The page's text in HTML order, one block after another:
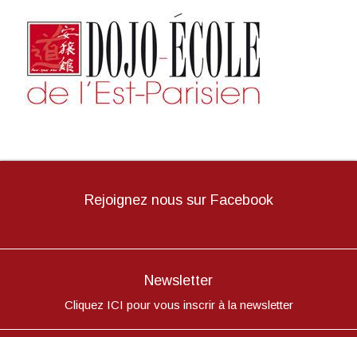
Rejoignez nous sur Facebook
Newsletter
Cliquez ICI pour vous inscrir à la newsletter